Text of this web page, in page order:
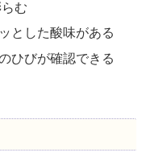
む
とした酸味がある
ひびが確認できる